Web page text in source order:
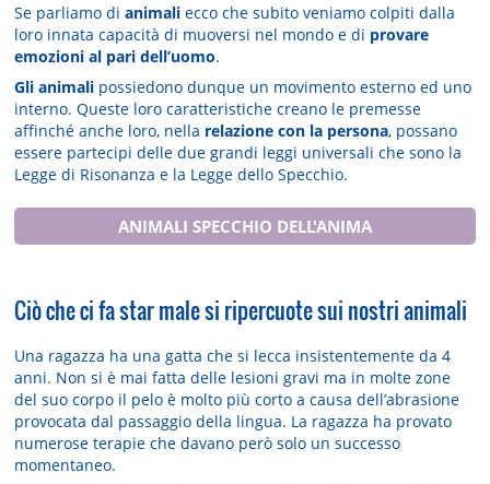
Se parliamo dianimali ecco che subito veniamo colpiti dalla
loro innata capacità di muoversi nel mondo e di provare
emozioni al pari dell’uomo.
Gli animali possiedono dunque un movimento esterno ed uno
interno. Queste loro caratteristiche creano le premesse
affinché anche loro, nella relazione con la persona, possano
essere partecipi delle due grandi leggi universali che sono la
Legge di Risonanza e la Legge dello Specchio.
ANIMALI SPECCHIO DELL'ANIMA
Ciò che ci fa star male si ripercuote sui nostri animali
Una ragazza ha una gatta che si lecca insistentemente da 4
anni. Non si è mai fatta delle lesioni gravi ma in molte zone
del suo corpo il pelo è molto più corto a causa dell’abrasione
provocata dal passaggio della lingua. La ragazza ha provato
numerose terapie che davano però solo un successo
momentaneo.